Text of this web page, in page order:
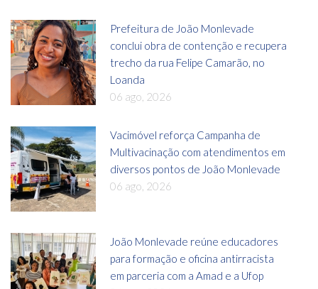
Prefeitura de João Monlevade
conclui obra de contenção e recupera
trecho da rua Felipe Camarão, no
Loanda
06 ago, 2026
Vacimóvel reforça Campanha de
Multivacinação com atendimentos em
diversos pontos de João Monlevade
06 ago, 2026
João Monlevade reúne educadores
para formação e oficina antirracista
em parceria com a Amad e a Ufop